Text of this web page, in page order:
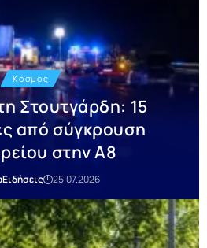
Κόσμος
Στουτγάρδη: 15
από σύγκρουση
στην Α8
Ειδήσεις 25.07.2026